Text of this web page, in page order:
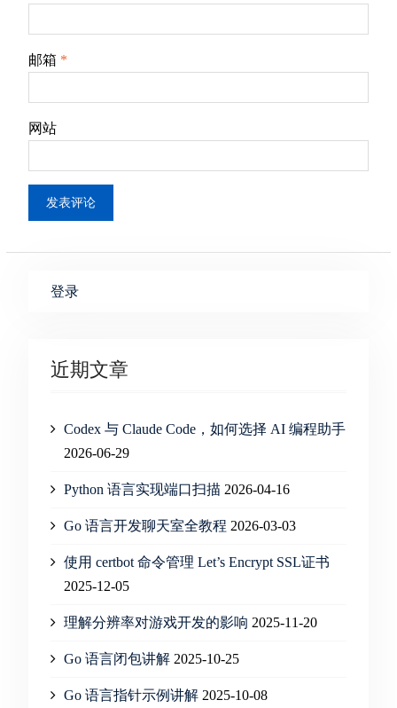
邮箱 *
网站
登录
近期文章
Codex 与 Claude Code，如何选择 AI 编程助手
2026-06-29
Python 语言实现端口扫描 2026-04-16
Go 语言开发聊天室全教程 2026-03-03
使用 certbot 命令管理 Let’s Encrypt SSL证书
2025-12-05
理解分辨率对游戏开发的影响 2025-11-20
Go 语言闭包讲解 2025-10-25
Go 语言指针示例讲解 2025-10-08